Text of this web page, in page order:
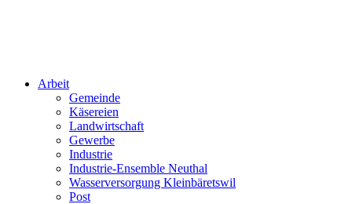
Arbeit
Gemeinde
Käsereien
Landwirtschaft
Gewerbe
Industrie
Industrie-Ensemble Neuthal
Wasserversorgung Kleinbäretswil
Post